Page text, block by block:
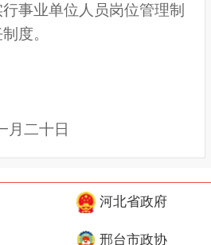
事业单位人员岗位管理制
度。
月二十日
河北省政府
邢台市政协